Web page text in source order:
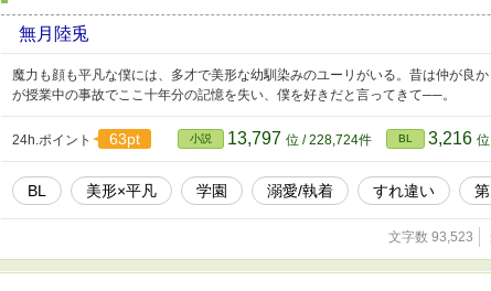
無月陸兎
魔力も顔も平凡な僕には、多才で美形な幼馴染みのユーリがいる。昔は仲が良
が授業中の事故でここ十年分の記憶を失い、僕を好きだと言ってきて──。
24h.ポイント 63pt 小説 13,797 位 / 228,724件 BL 3,216
BL 美形×平凡 学園 溺愛/執着 すれ違い
文字数 93,523